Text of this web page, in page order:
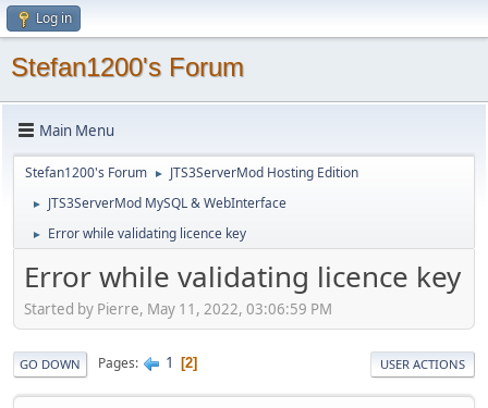
Log in
Stefan1200's Forum
Main Menu
Stefan1200's Forum ► JTS3ServerMod Hosting Edition
► JTS3ServerMod MySQL & WebInterface
► Error while validating licence key
Error while validating licence key
Started by Pierre, May 11, 2022, 03:06:59 PM
GO DOWN Pages 1 2 USER ACTIONS